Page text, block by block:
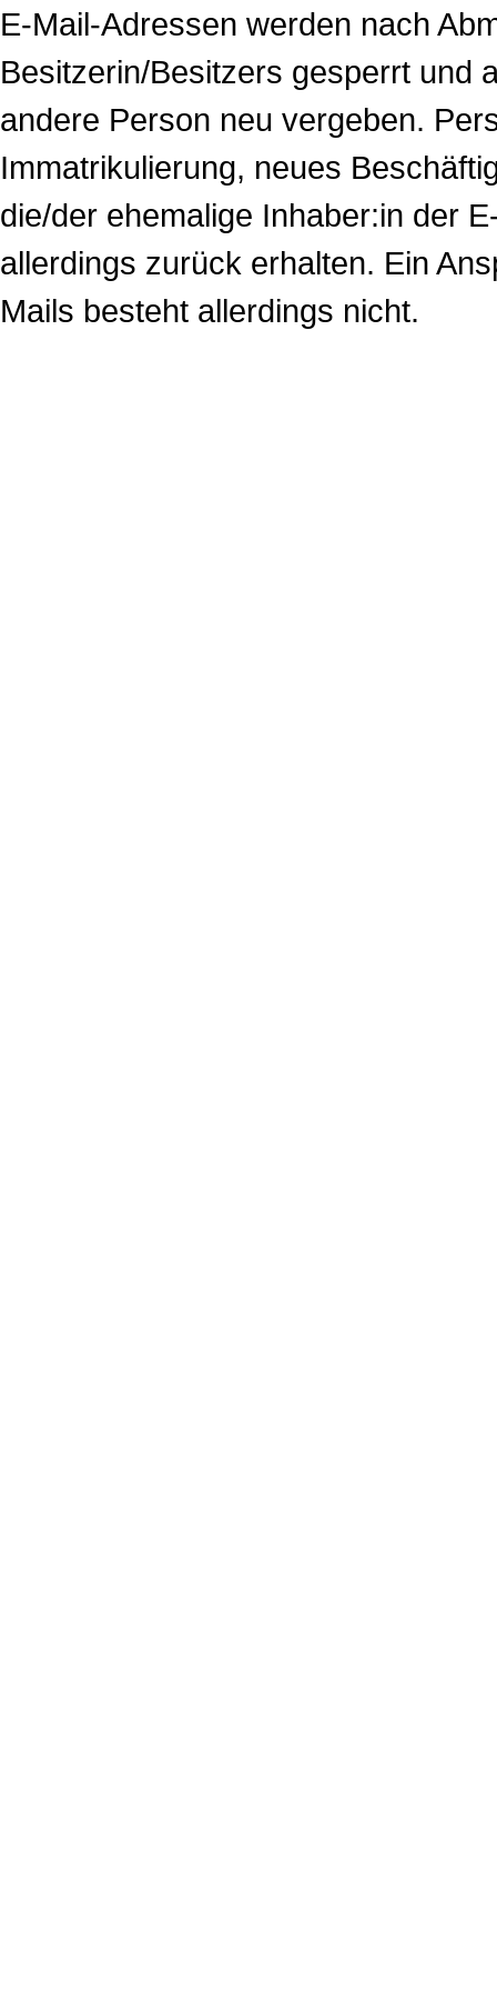
E-Mail-Adressen werden nach
Besitzerin/Besitzers gesperrt und
andere Person neu vergeben.
Immatrikulierung, neues
die/der ehemalige Inhaber:in der
allerdings zurück erhalten. Ein
Mails besteht allerdings nicht.